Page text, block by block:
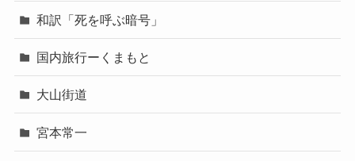
和訳「死を呼ぶ暗号」
国内旅行ーくまもと
大山街道
宮本常一